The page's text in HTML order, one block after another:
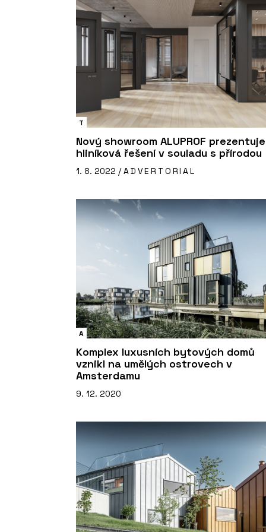
T
Nový showroom ALUPROF prezentuje
hliníková řešení v souladu s přírodou
1. 8. 2022 / ADVERTORIAL
A
Komplex luxusních bytových domů
vznikl na umělých ostrovech v
Amsterdamu
9. 12. 2020